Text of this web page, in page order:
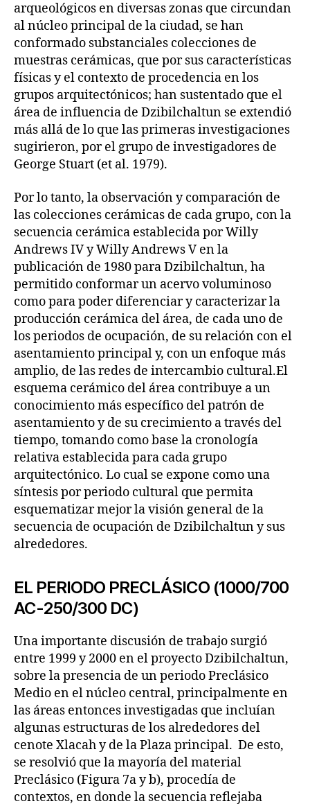
arqueológicos en diversas zonas que circundan
al núcleo principal de la ciudad, se han
conformado substanciales colecciones de
muestras cerámicas, que por sus características
físicas y el contexto de procedencia en los
grupos arquitectónicos; han sustentado que el
área de influencia de Dzibilchaltun se extendió
más allá de lo que las primeras investigaciones
sugirieron, por el grupo de investigadores de
George Stuart (et al. 1979).
Por lo tanto, la observación y comparación de
las colecciones cerámicas de cada grupo, con la
secuencia cerámica establecida por Willy
Andrews IV y Willy Andrews V en la
publicación de 1980 para Dzibilchaltun, ha
permitido conformar un acervo voluminoso
como para poder diferenciar y caracterizar la
producción cerámica del área, de cada uno de
los periodos de ocupación, de su relación con el
asentamiento principal y, con un enfoque más
amplio, de las redes de intercambio cultural.El
esquema cerámico del área contribuye a un
conocimiento más específico del patrón de
asentamiento y de su crecimiento a través del
tiempo, tomando como base la cronología
relativa establecida para cada grupo
arquitectónico. Lo cual se expone como una
síntesis por periodo cultural que permita
esquematizar mejor la visión general de la
secuencia de ocupación de Dzibilchaltun y sus
alrededores.
EL PERIODO PRECLÁSICO (1000/700
AC-250/300 DC)
Una importante discusión de trabajo surgió
entre 1999 y 2000 en el proyecto Dzibilchaltun,
sobre la presencia de un periodo Preclásico
Medio en el núcleo central, principalmente en
las áreas entonces investigadas que incluían
algunas estructuras de los alrededores del
cenote Xlacah y de la Plaza principal. De esto,
se resolvió que la mayoría del material
Preclásico (Figura 7a y b), procedía de
contextos, en donde la secuencia reflejaba